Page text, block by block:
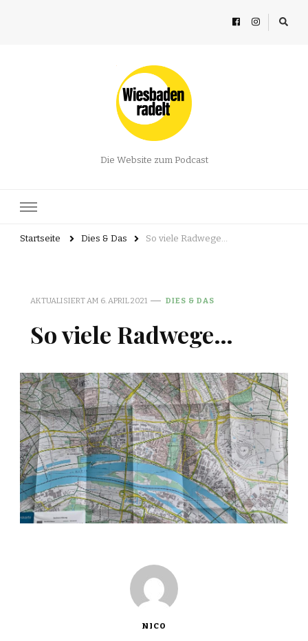
Die Website zum Podcast
Startseite Dies & Das So viele Radwege…
AKTUALISIERT AM 6. APRIL 2021 DIES & DAS
So viele Radwege…
NICO